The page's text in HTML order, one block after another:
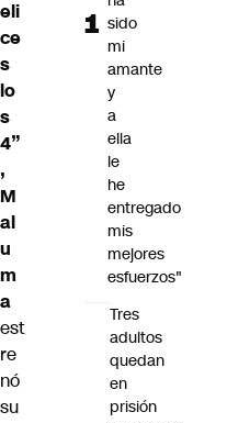
eli
ce
s
lo
s
4”
,
M
al
u
m
a
est
re
nó
su
sido
mi
amante
y
a
ella
le
he
entregado
mis
mejores
esfuerzos"
Tres
adultos
quedan
en
prisión